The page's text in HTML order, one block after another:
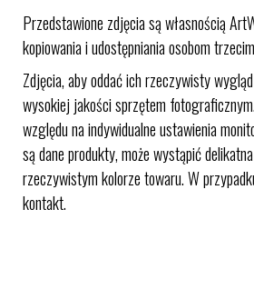
Przedstawione zdjęcia są własnością
kopiowania i udostępniania osobom
Zdjęcia, aby oddać ich rzeczywisty
wysokiej jakości sprzętem
względu na indywidualne ustawienia
są dane produkty, może wystąpić
rzeczywistym kolorze towaru. W
kontakt.